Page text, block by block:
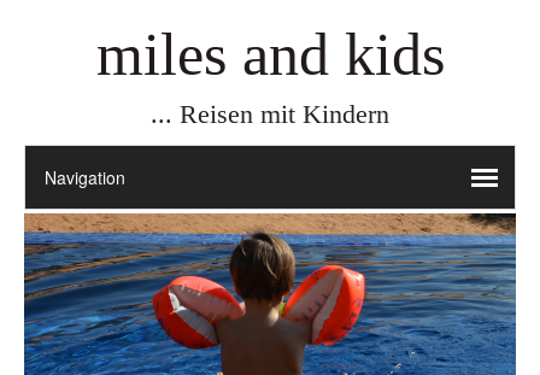
miles and kids
... Reisen mit Kindern